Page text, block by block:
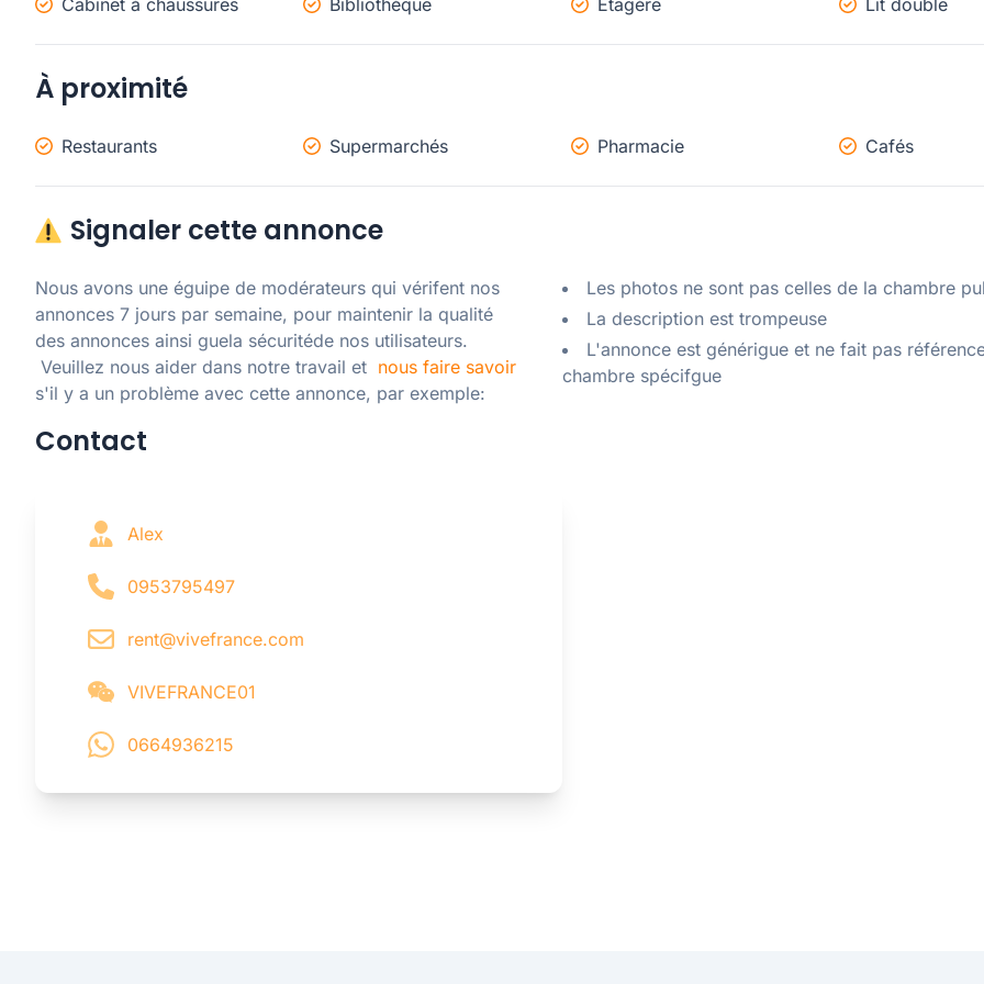
Cabinet à chaussures
Bibliothèque Etagère Lit double
À proximité
Restaurants Supermarchés Pharmacie Cafés
Signaler cette annonce
Nous avons une éguipe de modérateurs qui vérifent nos
annonces 7 jours par semaine, pour maintenir la qualité
des annonces ainsi guela sécuritéde nos utilisateurs.
Veuillez nous aider dans notre travail et nous faire savoir
s'il y a un problème avec cette annonce, par exemple:
Les photos ne sont pas celles de la chambre
La description est trompeuse
L'annonce est générigue et ne fait pas
chambre spécifgue
Contact
Alex
0953795497
rent@vivefrance.com
VIVEFRANCE01
0664936215